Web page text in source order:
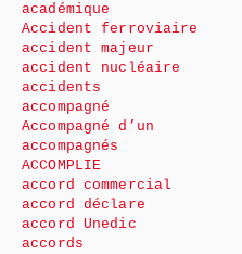
académique
Accident ferroviaire
accident majeur
accident nucléaire
accidents
accompagné
Accompagné d’un
accompagnés
ACCOMPLIE
accord commercial
accord déclare
accord Unedic
accords